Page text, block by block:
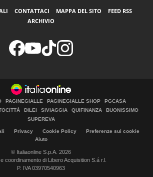
CONTATTACI MAPPA DEL SITO
FEED RSS
ARCHIVIO
PAGINEGIALLE PAGINEGIALLE SHOP
PGCASA
DILEI SIVIAGGIA QUIFINANZA
BUONISSIMO
SUPEREVA
Privacy Cookie Policy
Preferenze sui cookie
Aiuto
© Italiaonline S.p.A. 2026
coordinamento di Libero Acquisition S.á r.l.
P. IVA 03970540963